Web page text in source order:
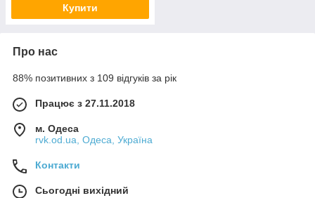
Купити
Про нас
88% позитивних з 109 відгуків за рік
Працює з 27.11.2018
м. Одеса
rvk.od.ua, Одеса, Україна
Контакти
Сьогодні вихідний